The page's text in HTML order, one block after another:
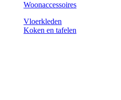
Woonaccessoires
Vloerkleden
Koken en tafelen